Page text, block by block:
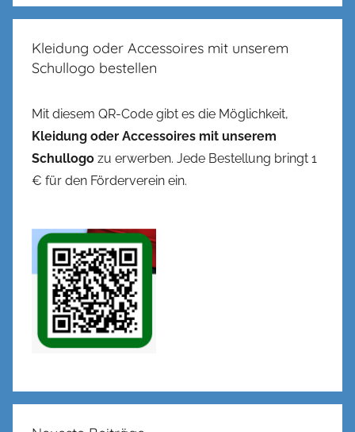
Kleidung oder Accessoires mit unserem
Schullogo bestellen
Mit diesem QR-Code gibt es die Möglichkeit,
Kleidung oder Accessoires mit unserem
Schullogo zu erwerben. Jede Bestellung bringt 1
€ für den Förderverein ein.